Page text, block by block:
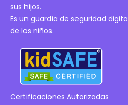
sus hijos.
Es un guardia de seguridad
de los niños.
Certificaciones Autorizadas